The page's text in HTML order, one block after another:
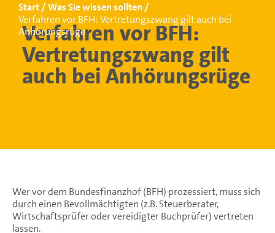
Start
Was Sie wissen sollten
Verfahren vor BFH: Vertretungszwang gilt auch bei
Anhörungsrüge
Verfahren vor BFH:
Vertretungszwang gilt
auch bei Anhörungsrüge
Wer vor dem Bundesfinanzhof (BFH) prozessiert, muss sich
durch einen Bevollmächtigten (z.B. Steuerberater,
Wirtschaftsprüfer oder vereidigter Buchprüfer) vertreten
lassen.